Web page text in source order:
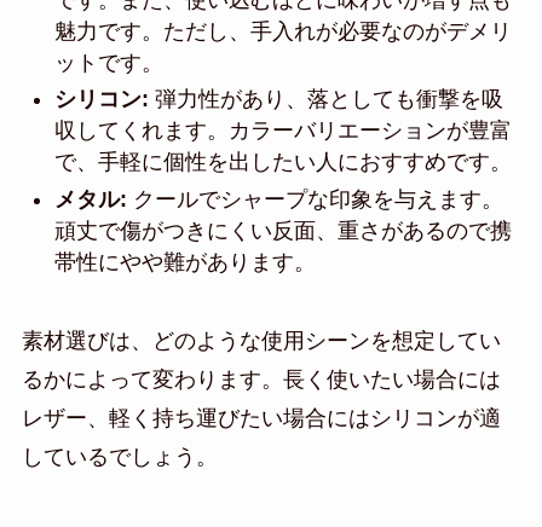
魅力です。ただし、手入れが必要なのがデメリ
ットです。
シリコン: 弾力性があり、落としても衝撃を吸
収してくれます。カラーバリエーションが豊富
で、手軽に個性を出したい人におすすめです。
メタル: クールでシャープな印象を与えます。
頑丈で傷がつきにくい反面、重さがあるので携
帯性にやや難があります。
素材選びは、どのような使用シーンを想定してい
るかによって変わります。長く使いたい場合には
レザー、軽く持ち運びたい場合にはシリコンが適
しているでしょう。